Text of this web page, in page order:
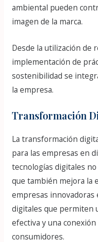
ambiental pueden
imagen de la marca.
Desde la utilización de
implementación de
sostenibilidad se
la empresa.
Transformación
La transformación
para las empresas en
tecnologías digitales
que también mejora la
empresas innovadoras
digitales que permiten
efectiva y una
consumidores.